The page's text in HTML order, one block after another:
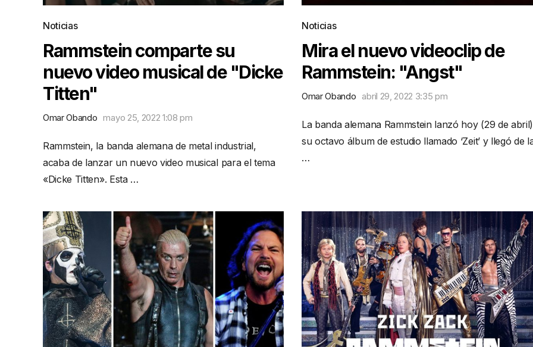
Noticias
Rammstein comparte su
nuevo video musical de "Dicke
Titten"
Omar Obando mayo 25, 2022 1:08 pm
Rammstein, la banda alemana de metal industrial,
acaba de lanzar un nuevo video musical para el tema
«Dicke Titten». Esta …
Noticias
Mira el nuevo videoclip de
Rammstein: "Angst"
Omar Obando abril 29, 2022 3:35 pm
La banda alemana Rammstein lanzó hoy (29 de abril)
su octavo álbum de estudio llamado ‘Zeit’ y llegó de
…